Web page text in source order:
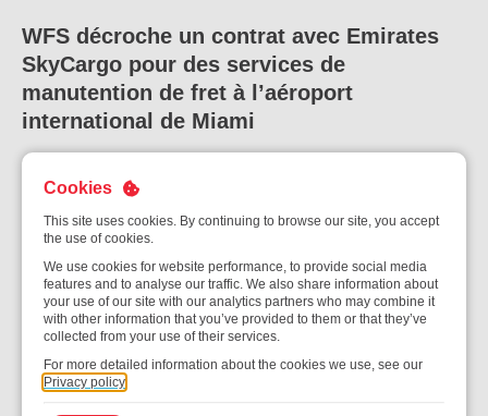
WFS décroche un contrat avec Emirates
SkyCargo pour des services de
manutention de fret à l’aéroport
international de Miami
SATS relève l’âge de la retraite et du
réemploi pour soutenir les seniors, au
profit de plus de 700 employés
Cookies
This site uses cookies. By continuing to browse our site, you accept
the use of cookies.
We use cookies for website performance, to provide social media
features and to analyse our traffic. We also share information about
your use of our site with our analytics partners who may combine it
with other information that you’ve provided to them or that they’ve
collected from your use of their services.
For more detailed information about the cookies we use, see our
Privacy policy